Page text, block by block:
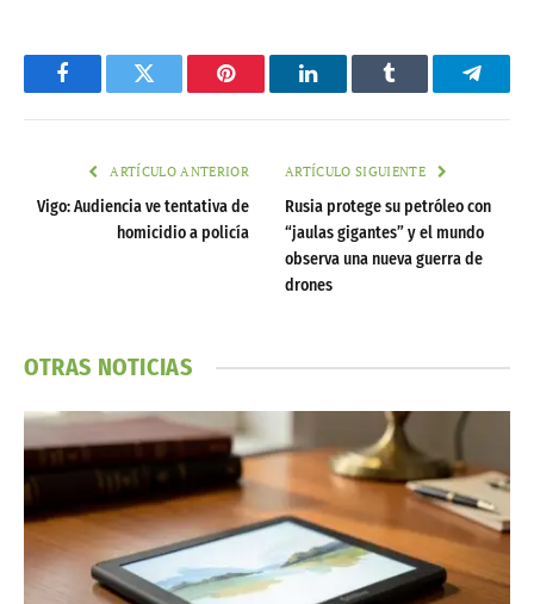
FacebookTwitter Pinterest LinkedInTumblr
ARTÍCULO ANTERIOR
Vigo: Audiencia ve tentativa de
homicidio a policía
ARTÍCULO SIGUIENTE
Rusia protege su petróleo con
“jaulas gigantes” y el mundo
observa una nueva guerra de
drones
OTRAS NOTICIAS